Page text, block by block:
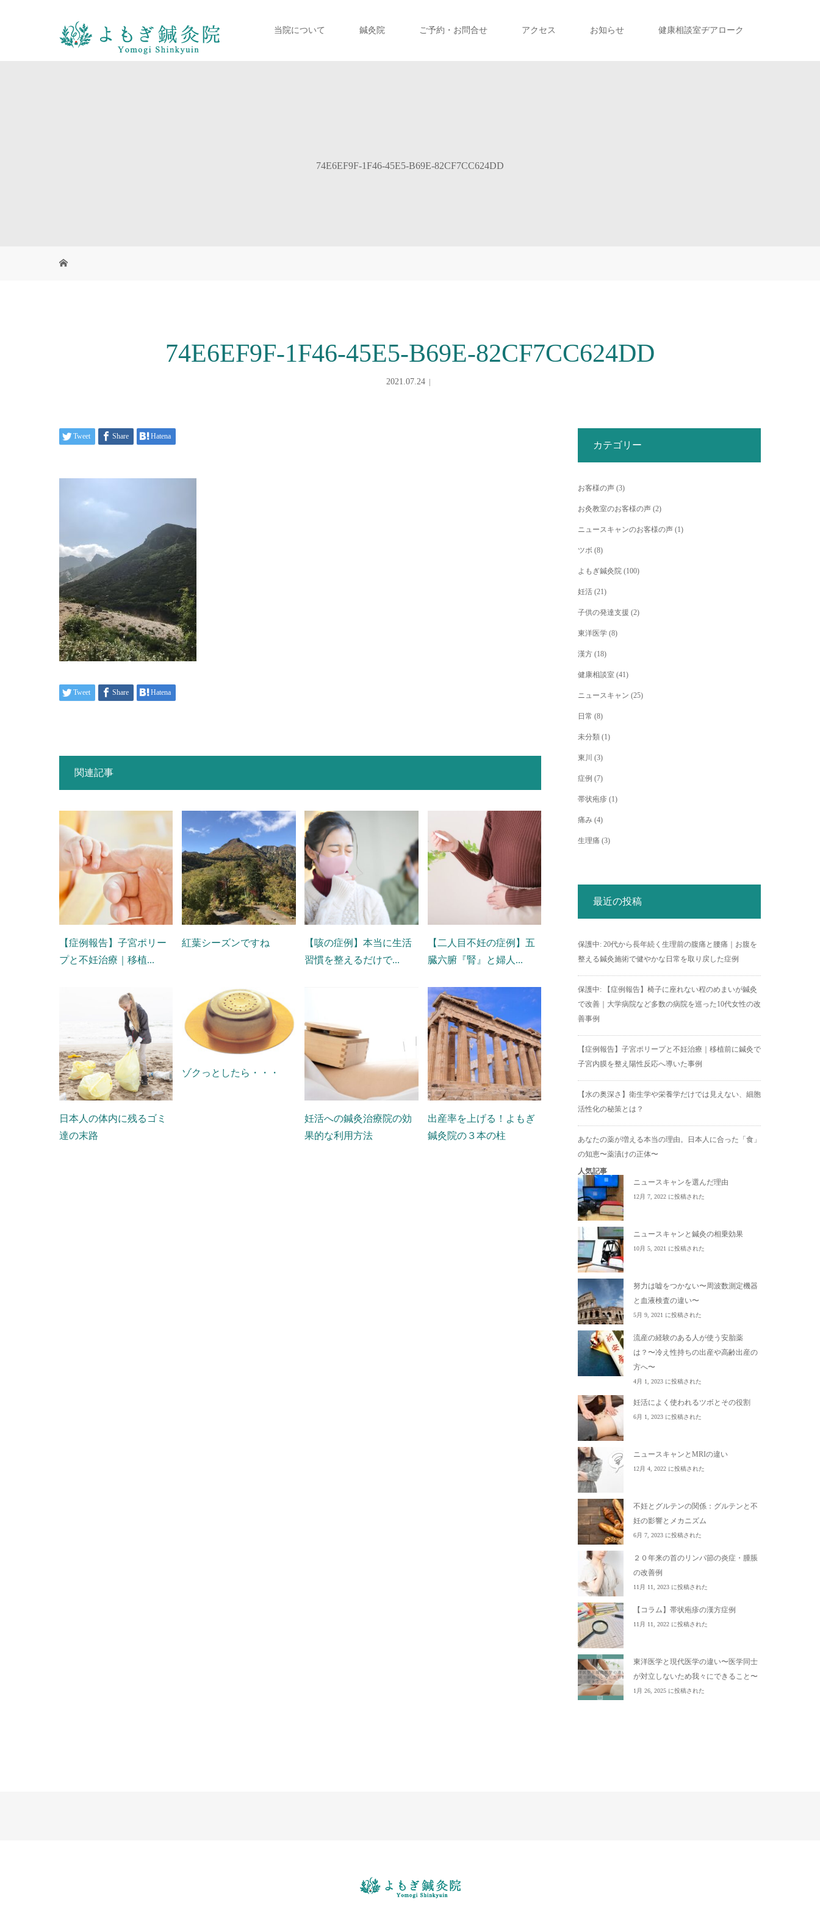
当院について 鍼灸院 ご予約・お問合せ アクセス お知らせ 健康相談室ヂアローク
74E6EF9F-1F46-45E5-B69E-82CF7CC624DD
74E6EF9F-1F46-45E5-B69E-82CF7CC624DD
2021.07.24
Tweet Share Hatena
Tweet Share Hatena
関連記事
【症例報告】子宮ポリー
プと不妊治療｜移植...
紅葉シーズンですね
【咳の症例】本当に生活
習慣を整えるだけで...
【二人目不妊の症例】五
臓六腑『腎』と婦人...
日本人の体内に残るゴミ
達の末路
ゾクっとしたら・・・
妊活への鍼灸治療院の効
果的な利用方法
出産率を上げる！よもぎ
鍼灸院の３本の柱
カテゴリー
お客様の声 (3)
お灸教室のお客様の声 (2)
ニュースキャンのお客様の声 (1)
ツボ (8)
よもぎ鍼灸院 (100)
妊活 (21)
子供の発達支援 (2)
東洋医学 (8)
漢方 (18)
健康相談室 (41)
ニュースキャン (25)
日常 (8)
未分類 (1)
東川 (3)
症例 (7)
帯状疱疹 (1)
痛み (4)
生理痛 (3)
最近の投稿
保護中: 20代から長年続く生理前の腹痛と腰痛｜お腹を
整える鍼灸施術で健やかな日常を取り戻した症例
保護中: 【症例報告】椅子に座れない程のめまいが鍼灸
で改善｜大学病院など多数の病院を巡った10代女性の改
善事例
【症例報告】子宮ポリープと不妊治療｜移植前に鍼灸で
子宮内膜を整え陽性反応へ導いた事例
【水の奥深さ】衛生学や栄養学だけでは見えない、細胞
活性化の秘策とは？
あなたの薬が増える本当の理由。日本人に合った「食」
の知恵〜薬漬けの正体〜
人気記事
ニュースキャンを選んだ理由
12月 7, 2022 に投稿された
ニュースキャンと鍼灸の相乗効果
10月 5, 2021 に投稿された
努力は嘘をつかない〜周波数測定機器
と血液検査の違い〜
5月 9, 2021 に投稿された
流産の経験のある人が使う安胎薬
は？〜冷え性持ちの出産や高齢出産の
方へ〜
4月 1, 2023 に投稿された
妊活によく使われるツボとその役割
6月 1, 2023 に投稿された
ニュースキャンとMRIの違い
12月 4, 2022 に投稿された
不妊とグルテンの関係：グルテンと不
妊の影響とメカニズム
6月 7, 2023 に投稿された
２０年来の首のリンパ節の炎症・腫脹
の改善例
11月 11, 2023 に投稿された
【コラム】帯状疱疹の漢方症例
11月 11, 2022 に投稿された
東洋医学と現代医学の違い〜医学同士
が対立しないため我々にできること〜
1月 26, 2025 に投稿された